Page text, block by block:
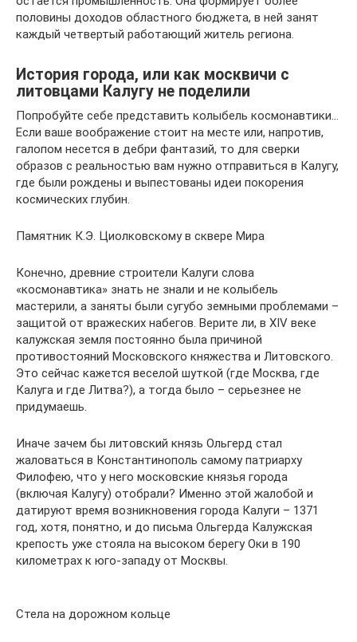
половины доходов областного бюджета, в ней занят
каждый четвертый работающий житель региона.
История города, или как москвичи с
литовцами Калугу не поделили
Попробуйте себе представить колыбель космонавтики…
Если ваше воображение стоит на месте или, напротив,
галопом несется в дебри фантазий, то для сверки
образов с реальностью вам нужно отправиться в Калугу,
где были рождены и выпестованы идеи покорения
космических глубин.
Памятник К.Э. Циолковскому в сквере Мира
Конечно, древние строители Калуги слова
«космонавтика» знать не знали и не колыбель
мастерили, а заняты были сугубо земными проблемами –
защитой от вражеских набегов. Верите ли, в XIV веке
калужская земля постоянно была причиной
противостояний Московского княжества и Литовского.
Это сейчас кажется веселой шуткой (где Москва, где
Калуга и где Литва?), а тогда было – серьезнее не
придумаешь.
Иначе зачем бы литовский князь Ольгерд стал
жаловаться в Константинополь самому патриарху
Филофею, что у него московские князья города
(включая Калугу) отобрали? Именно этой жалобой и
датируют время возникновения города Калуги – 1371
год, хотя, понятно, и до письма Ольгерда Калужская
крепость уже стояла на высоком берегу Оки в 190
километрах к юго-западу от Москвы.
Стела на дорожном кольце